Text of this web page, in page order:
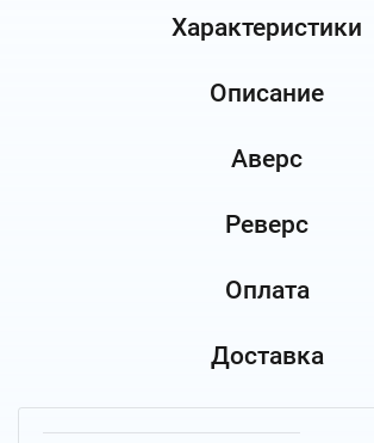
Характеристики
Описание
Аверс
Реверс
Оплата
Доставка